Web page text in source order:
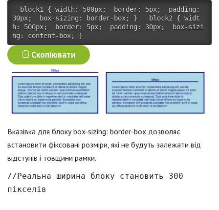
block1 { width : 500px; border: 5px; padding :
30px; box-sizing : border-box; } block2 { widt
h : 500px; border: 5px; padding : 30px;
box-sizi
ng : content-box; }
Скопіювати
Вказівка для блоку box-sizing: border-box дозволяє
встановити фіксовані розміри, які не будуть залежати від
відступів і товщини рамки.
//Реальна ширина блоку становить 300
пікселів